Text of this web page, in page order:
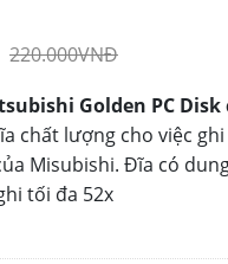
220.000VNĐ
Golden PC Disk
chất lượng cho việc
Misubishi. Đĩa có
tối đa 52x